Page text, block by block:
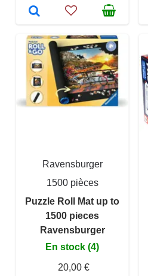
Ravensburger
1500 pièces
Puzzle Roll Mat up to
1500 pieces
Ravensburger
En stock (4)
20,00 €